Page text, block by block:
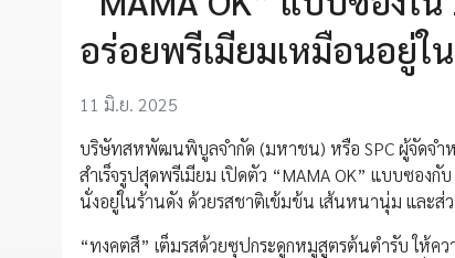
อร่อยพรีเมียมเหมือนอยู่ใ
11 มิ.ย. 2025
บริษัทสหพัฒนพิบูลจำกัด (มหาชน) หรือ SPC ผู้จัดจ
สำเร็จรูปสุดพรีเมียม เปิดตัว “MAMA OK” แบบซอ
นั่งอยู่ในร้านดัง ด้วยรสชาติเข้มข้น เส้นหนานุ่ม และ
“ทงคตสึ” เต็มรสด้วยซุปกระดูกหมูสูตรต้นตำรับ ใ